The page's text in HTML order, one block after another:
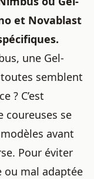
et Novablast
une Gel-
semblent
? C’est
coureuses se
avant
Pour éviter
mal adaptée